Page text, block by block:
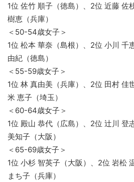
1位 佐竹 順子（徳島）、2位 近藤 佐
樹恵（兵庫）
＜50-54歳女子＞
1位 松本 華奈（島根）、2位 小川 千
由紀（徳島）
＜55-59歳女子＞
1位 林 真由美（兵庫）、2位 田村 佳
米 恵子（埼玉）
＜60-64歳女子＞
1位 殿山 恭代（広島）、2位 辻川 登
美知子（大阪）
＜65-69歳女子＞
1位 小杉 智英子（大阪）、2位 岩松
まち子（兵庫）